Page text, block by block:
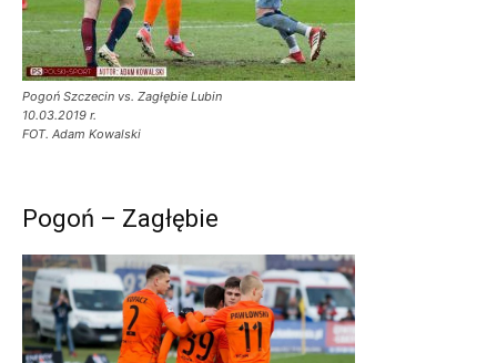
Pogoń Szczecin vs. Zagłębie Lubin
10.03.2019 r.
FOT. Adam Kowalski
Pogoń – Zagłębie